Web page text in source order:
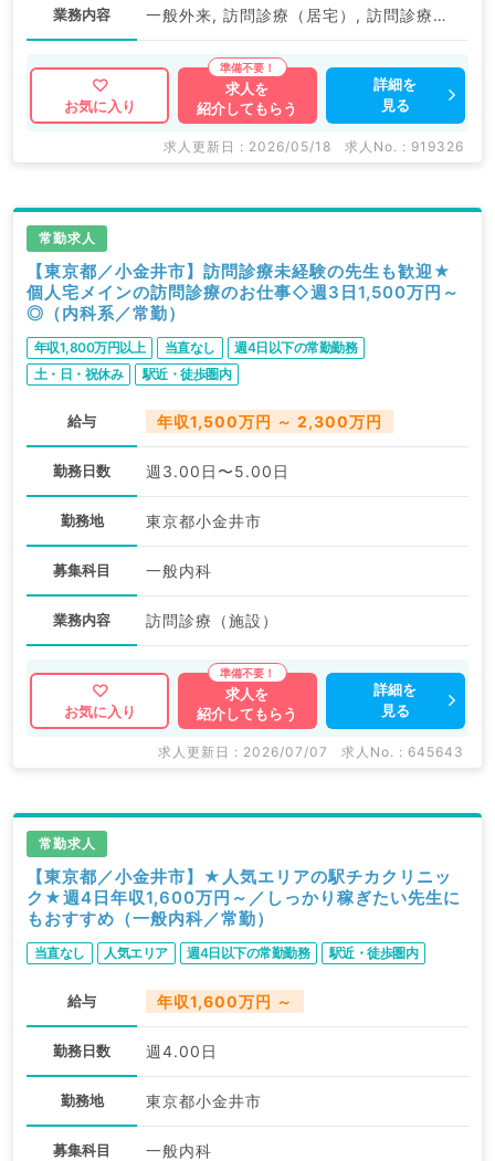
業務内容 一般外来, 訪問診療（居宅）, 訪問診療（施設）, 訪問診療（居宅）, 訪問診療（施設）
お気に入り
求人を
紹介してもらう
詳細を
見る
求人更新日 : 2026/05/18 求人No. : 919326
常勤求人
【東京都／小金井市】訪問診療未経験の先生も歓迎★
個人宅メインの訪問診療のお仕事◇週3日1,500万円～
◎（内科系／常勤）
年収1,800万円以上 当直なし
週4日以下の常勤勤務
土・日・祝休み
駅近・徒歩圏内
給与 年収1,500万円 ～ 2,300万円
勤務日数 週3.00日〜5.00日
勤務地 東京都小金井市
募集科目 一般内科
業務内容 訪問診療（施設）
お気に入り
求人を
紹介してもらう
詳細を
見る
求人更新日 : 2026/07/07 求人No. : 645643
常勤求人
【東京都／小金井市】★人気エリアの駅チカクリニッ
ク★週4日年収1,600万円～／しっかり稼ぎたい先生に
もおすすめ（一般内科／常勤）
当直なし 人気エリア 週4日以下の常勤勤務 駅近・徒歩圏内
給与 年収1,600万円 ～
勤務日数 週4.00日
勤務地 東京都小金井市
募集科目 一般内科